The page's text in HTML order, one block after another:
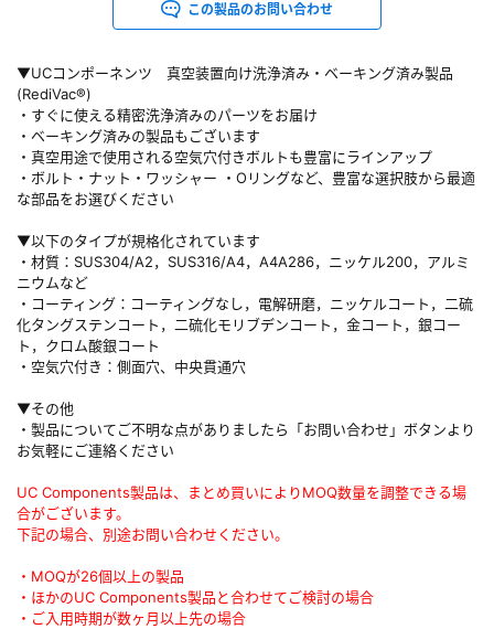
▼UCコンポーネンツ 真空装置向け洗浄済み・ベーキング済み製品
(RediVac®)
・すぐに使える精密洗浄済みのパーツをお届け
・ベーキング済みの製品もございます
・真空用途で使用される空気穴付きボルトも豊富にラインアップ
・ボルト・ナット・ワッシャー ・Oリングなど、豊富な選択肢から最適
な部品をお選びください
▼以下のタイプが規格化されています
・材質：SUS304/A2，SUS316/A4，A4A286，ニッケル200，アルミ
ニウムなど
・コーティング：コーティングなし，電解研磨，ニッケルコート，二硫
化タングステンコート，二硫化モリブデンコート，金コート，銀コー
ト，クロム酸銀コート
・空気穴付き：側面穴、中央貫通穴
▼その他
・製品についてご不明な点がありましたら「お問い合わせ」ボタンより
お気軽にご連絡ください
UC Components製品は、まとめ買いによりMOQ数量を調整できる場
合がございます。
下記の場合、別途お問い合わせください。
・MOQが26個以上の製品
・ほかのUC Components製品と合わせてご検討の場合
・ご入用時期が数ヶ月以上先の場合
この製品のお問い合わせ